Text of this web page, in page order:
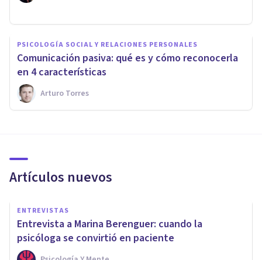
PSICOLOGÍA SOCIAL Y RELACIONES PERSONALES
Comunicación pasiva: qué es y cómo reconocerla
en 4 características
Arturo Torres
Artículos nuevos
ENTREVISTAS
Entrevista a Marina Berenguer: cuando la
psicóloga se convirtió en paciente